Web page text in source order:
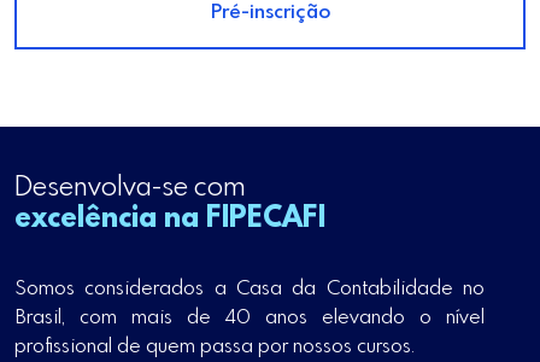
Pré-inscrição
Desenvolva-se com
excelência na FIPECAFI
Somos considerados a Casa da Contabilidade no
Brasil, com mais de 40 anos elevando o nível
profissional de quem passa por nossos cursos.